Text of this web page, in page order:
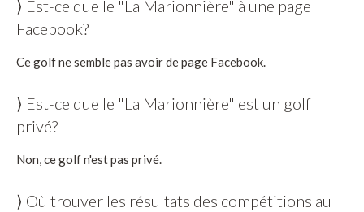
⟩ Est-ce que le "La Marionnière" à une page
Facebook?
Ce golf ne semble pas avoir de page Facebook.
⟩ Est-ce que le "La Marionnière" est un golf
privé?
Non, ce golf n'est pas privé.
⟩ Où trouver les résultats des compétitions au